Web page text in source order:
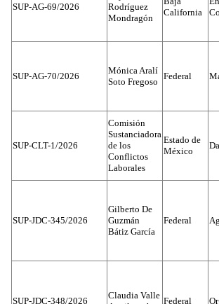
SUP-AG-69/2026
Rodríguez
Mondragón
California
SUP-AG-70/2026
Mónica Aralí
Soto Fregoso
Federal
SUP-CLT-1/2026
Comisión
Sustanciadora
de los
Conflictos
Laborales
Estado de
México
SUP-JDC-345/2026
Gilberto De
Guzmán
Bátiz García
Federal
SUP-JDC-348/2026
Claudia Valle
Federal